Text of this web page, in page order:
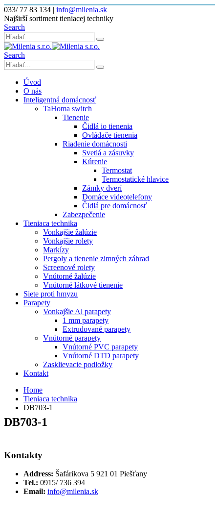
033/ 77 83 134 | info@milenia.sk
Najširší sortiment tieniacej techniky
Search
Search
Úvod
O nás
Inteligentná domácnosť
TaHoma switch
Tienenie
Čidlá io tienenia
Ovládače tienenia
Riadenie domácnosti
Svetlá a zásuvky
Kúrenie
Termostat
Termostatické hlavice
Zámky dverí
Domáce videotelefony
Čidlá pre domácnosť
Zabezpečenie
Tieniaca technika
Vonkajšie žalúzie
Vonkajšie rolety
Markízy
Pergoly a tienenie zimných záhrad
Screenové rolety
Vnútorné žalúzie
Vnútorné látkové tienenie
Siete proti hmyzu
Parapety
Vonkajšie Al parapety
1 mm parapety
Extrudované parapety
Vnútorné parapety
Vnútorné PVC parapety
Vnútorné DTD parapety
Zasklievacie podložky
Kontakt
Home
Tieniaca technika
DB703-1
DB703-1
Kontakty
Address: Šafárikova 5 921 01 Piešťany
Tel.: 0915/ 736 394
Email: info@milenia.sk